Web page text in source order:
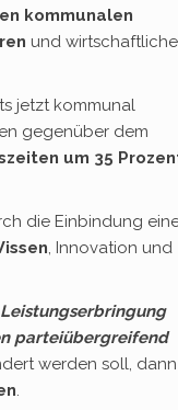
kommunalen
und wirtschaftliche
jetzt kommunal
gegenüber dem
um 35
die Einbindung
, Innovation und
Leistungserbringung
parteiübergreifend
werden soll, dann
.